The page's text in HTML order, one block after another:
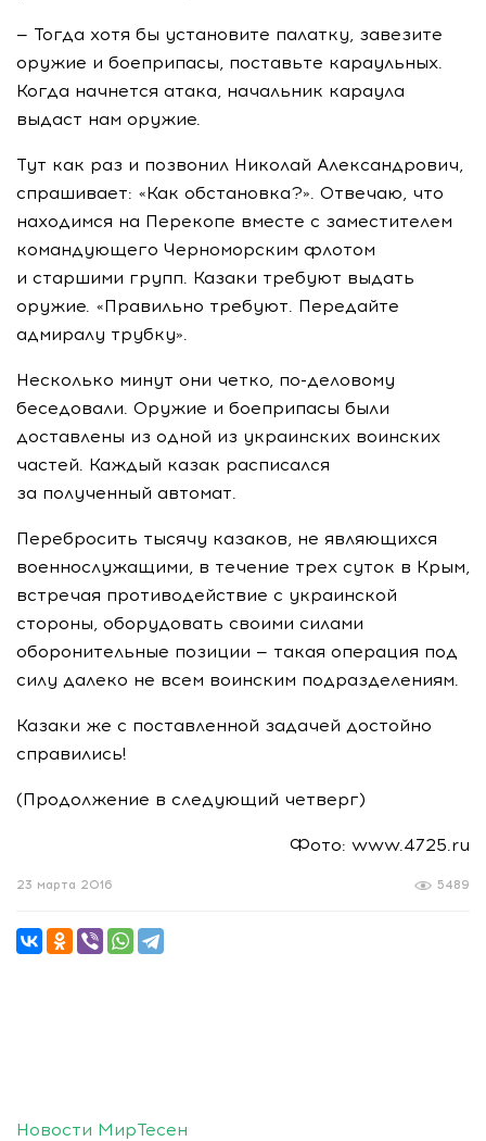
— Тогда хотя бы установите палатку, завезите
оружие и боеприпасы, поставьте караульных.
Когда начнется атака, начальник караула
выдаст нам оружие.
Тут как раз и позвонил Николай Александрович,
спрашивает: «Как обстановка?». Отвечаю, что
находимся на Перекопе вместе с заместителем
командующего Черноморским флотом
и старшими групп. Казаки требуют выдать
оружие. «Правильно требуют. Передайте
адмиралу трубку».
Несколько минут они четко, по-деловому
беседовали. Оружие и боеприпасы были
доставлены из одной из украинских воинских
частей. Каждый казак расписался
за полученный автомат.
Перебросить тысячу казаков, не являющихся
военнослужащими, в течение трех суток в Крым,
встречая противодействие с украинской
стороны, оборудовать своими силами
оборонительные позиции — такая операция под
силу далеко не всем воинским подразделениям.
Казаки же с поставленной задачей достойно
справились!
(Продолжение в следующий четверг)
Фото: www.4725.ru
5489
23 марта 2016
Новости МирТесен